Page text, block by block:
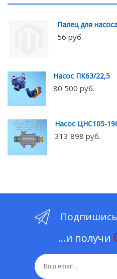
Палец для
56 руб.
Насос ПК63/22,5
80 500 руб.
Насос ЦНС105-
313 898 руб.
...и получи